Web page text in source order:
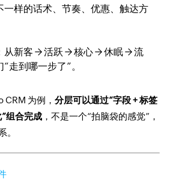
一样的话术、节奏、优惠、触达方
从新客 → 活跃 → 核心 → 休眠 → 流
走到哪一步了”。
CRM 为例，分层可以通过“字段 + 标签
”组合完成 ，不是一个“拍脑袋的感觉”，
。